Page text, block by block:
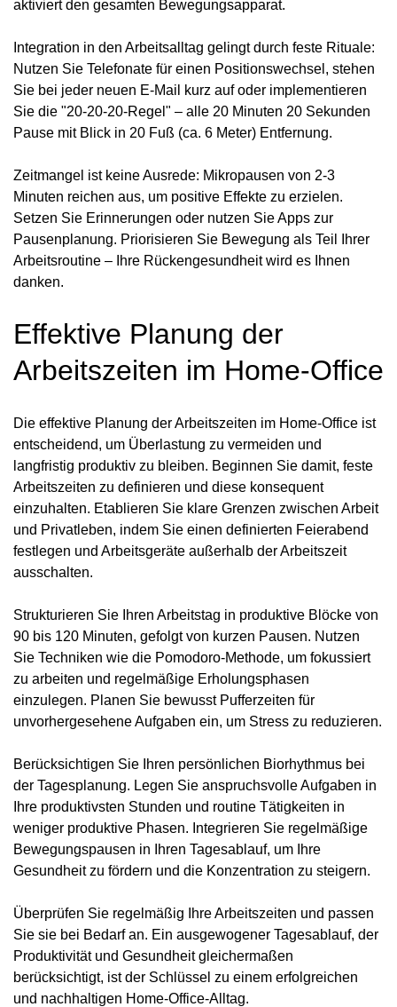
aktiviert den gesamten Bewegungsapparat.
Integration in den Arbeitsalltag gelingt durch feste Rituale:
Nutzen Sie Telefonate für einen Positionswechsel, stehen
Sie bei jeder neuen E-Mail kurz auf oder implementieren
Sie die "20-20-20-Regel" – alle 20 Minuten 20 Sekunden
Pause mit Blick in 20 Fuß (ca. 6 Meter) Entfernung.
Zeitmangel ist keine Ausrede: Mikropausen von 2-3
Minuten reichen aus, um positive Effekte zu erzielen.
Setzen Sie Erinnerungen oder nutzen Sie Apps zur
Pausenplanung. Priorisieren Sie Bewegung als Teil Ihrer
Arbeitsroutine – Ihre Rückengesundheit wird es Ihnen
danken.
Effektive Planung der
Arbeitszeiten im Home-Office
Die effektive Planung der Arbeitszeiten im Home-Office ist
entscheidend, um Überlastung zu vermeiden und
langfristig produktiv zu bleiben. Beginnen Sie damit, feste
Arbeitszeiten zu definieren und diese konsequent
einzuhalten. Etablieren Sie klare Grenzen zwischen Arbeit
und Privatleben, indem Sie einen definierten Feierabend
festlegen und Arbeitsgeräte außerhalb der Arbeitszeit
ausschalten.
Strukturieren Sie Ihren Arbeitstag in produktive Blöcke von
90 bis 120 Minuten, gefolgt von kurzen Pausen. Nutzen
Sie Techniken wie die Pomodoro-Methode, um fokussiert
zu arbeiten und regelmäßige Erholungsphasen
einzulegen. Planen Sie bewusst Pufferzeiten für
unvorhergesehene Aufgaben ein, um Stress zu reduzieren.
Berücksichtigen Sie Ihren persönlichen Biorhythmus bei
der Tagesplanung. Legen Sie anspruchsvolle Aufgaben in
Ihre produktivsten Stunden und routine Tätigkeiten in
weniger produktive Phasen. Integrieren Sie regelmäßige
Bewegungspausen in Ihren Tagesablauf, um Ihre
Gesundheit zu fördern und die Konzentration zu steigern.
Überprüfen Sie regelmäßig Ihre Arbeitszeiten und passen
Sie sie bei Bedarf an. Ein ausgewogener Tagesablauf, der
Produktivität und Gesundheit gleichermaßen
berücksichtigt, ist der Schlüssel zu einem erfolgreichen
und nachhaltigen Home-Office-Alltag.